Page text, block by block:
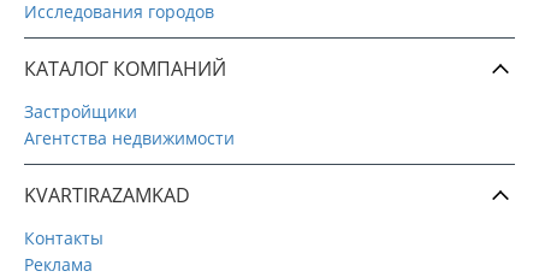
Исследования городов
КАТАЛОГ КОМПАНИЙ
Застройщики
Агентства недвижимости
KVARTIRAZAMKAD
Контакты
Реклама